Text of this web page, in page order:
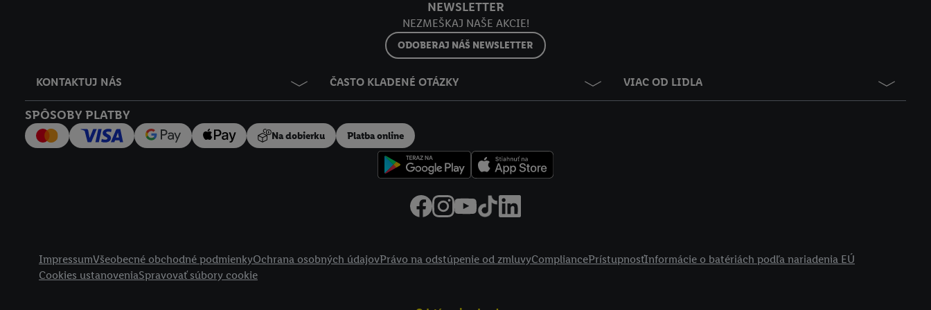
NEWSLETTER
NEZMEŠKAJ NAŠE AKCIE!
ODOBERAJ NÁŠ NEWSLETTER
KONTAKTUJ NÁS ČASTO KLADENÉ OTÁZKY VIAC OD LIDLA
SPÔSOBY PLATBY
Na dobierku Platba online
ImpressumVšeobecné obchodné podmienkyOchrana osobných údajovPrávo na odstúpenie od zmluvyCompliancePrístupnosťInformácie o batériách podľa nariadenia EÚ
Cookies ustanoveniaSpravovať súbory cookie